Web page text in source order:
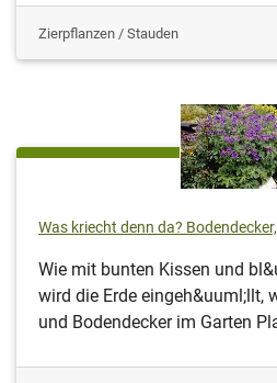
Zierpflanzen / Stauden
Was kriecht denn da?
Wie mit bunten Kissen und
wird die Erde eingeh&uuml;llt,
und Bodendecker im Garten